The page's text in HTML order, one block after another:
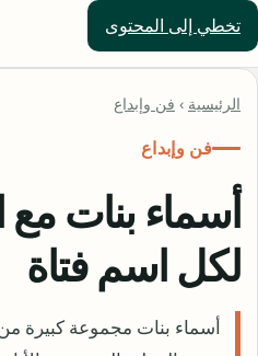
تخطي إلى المحتوى
حلول العالم
الرئيسية › فن وإبداع
فن وإبداع
أسماء بنات
لكل اسم فتاة
أسماء بنات مجموعة كبيرة